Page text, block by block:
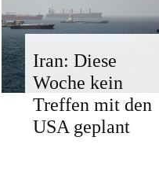
Iran: Diese
Woche kein
Treffen mit den
USA geplant